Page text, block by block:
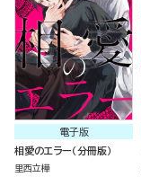
電子版
相愛のエラー（分冊版）
里西立樺